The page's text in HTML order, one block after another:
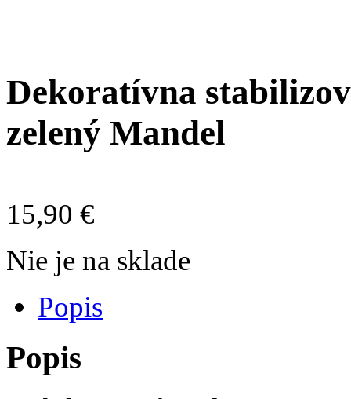
Dekoratívna
zelený Mandel
15,90 €
Nie je na sklade
Popis
Popis